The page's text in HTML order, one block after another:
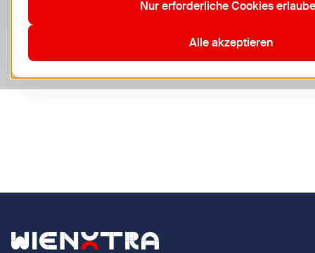
15. Rudolfsheim-Fünfhaus 19. Döbling
8.
Zurücksetzen
Zurück zur Startseite
Nur erforderliche Cookies
Alle akzeptieren